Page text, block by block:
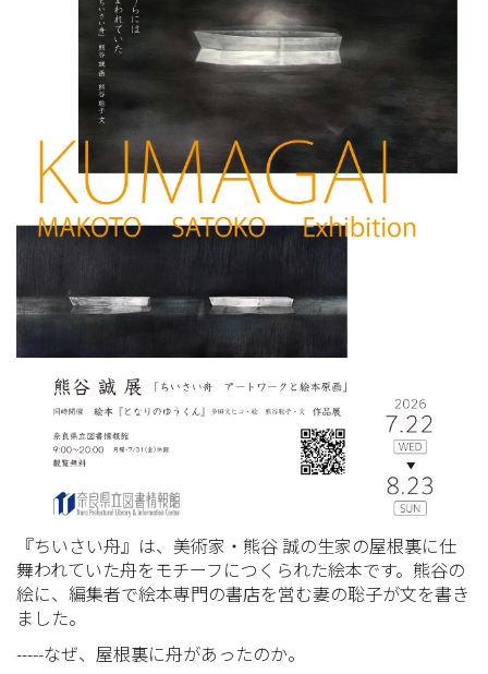
『ちいさい舟』は、美術家・熊谷 誠の生家の屋根裏に仕
舞われていた舟をモチーフにつくられた絵本です。熊谷の
絵に、編集者で絵本専門の書店を営む妻の聡子が文を書き
ました。
-----なぜ、屋根裏に舟があったのか。